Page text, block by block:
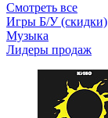
Смотреть все
Игры Б/У (скидки)
Музыка
Лидеры продаж